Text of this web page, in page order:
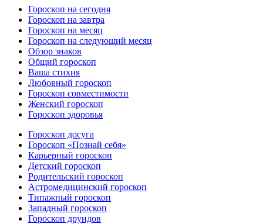
Гороскоп на сегодня
Гороскоп на завтра
Гороскоп на месяц
Гороскоп на следующий месяц
Обзор знаков
Общий гороскоп
Ваша стихия
Любовный гороскоп
Гороскоп совместимости
Женский гороскоп
Гороскоп здоровья
Гороскоп досуга
Гороскоп «Познай себя»
Карьерный гороскоп
Детский гороскоп
Родительский гороскоп
Астромедицинский гороскоп
Типажный гороскоп
Западный гороскоп
Гороскоп друидов